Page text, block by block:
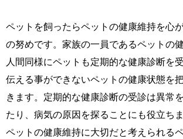
ペットを飼ったらペットの健康維持を心
の努めです。家族の一員であるペットの
人間同様にペットも定期的な健康診断を
伝える事ができないペットの健康状態を
きます。定期的な健康診断の受診は異常
たり、病気の原因を探ることにも役立ち
ペットの健康維持に大切だと考えられる